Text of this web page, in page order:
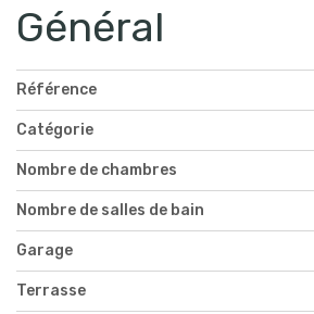
Général
Référence
Catégorie
Nombre de chambres
Nombre de salles de bain
Garage
Terrasse